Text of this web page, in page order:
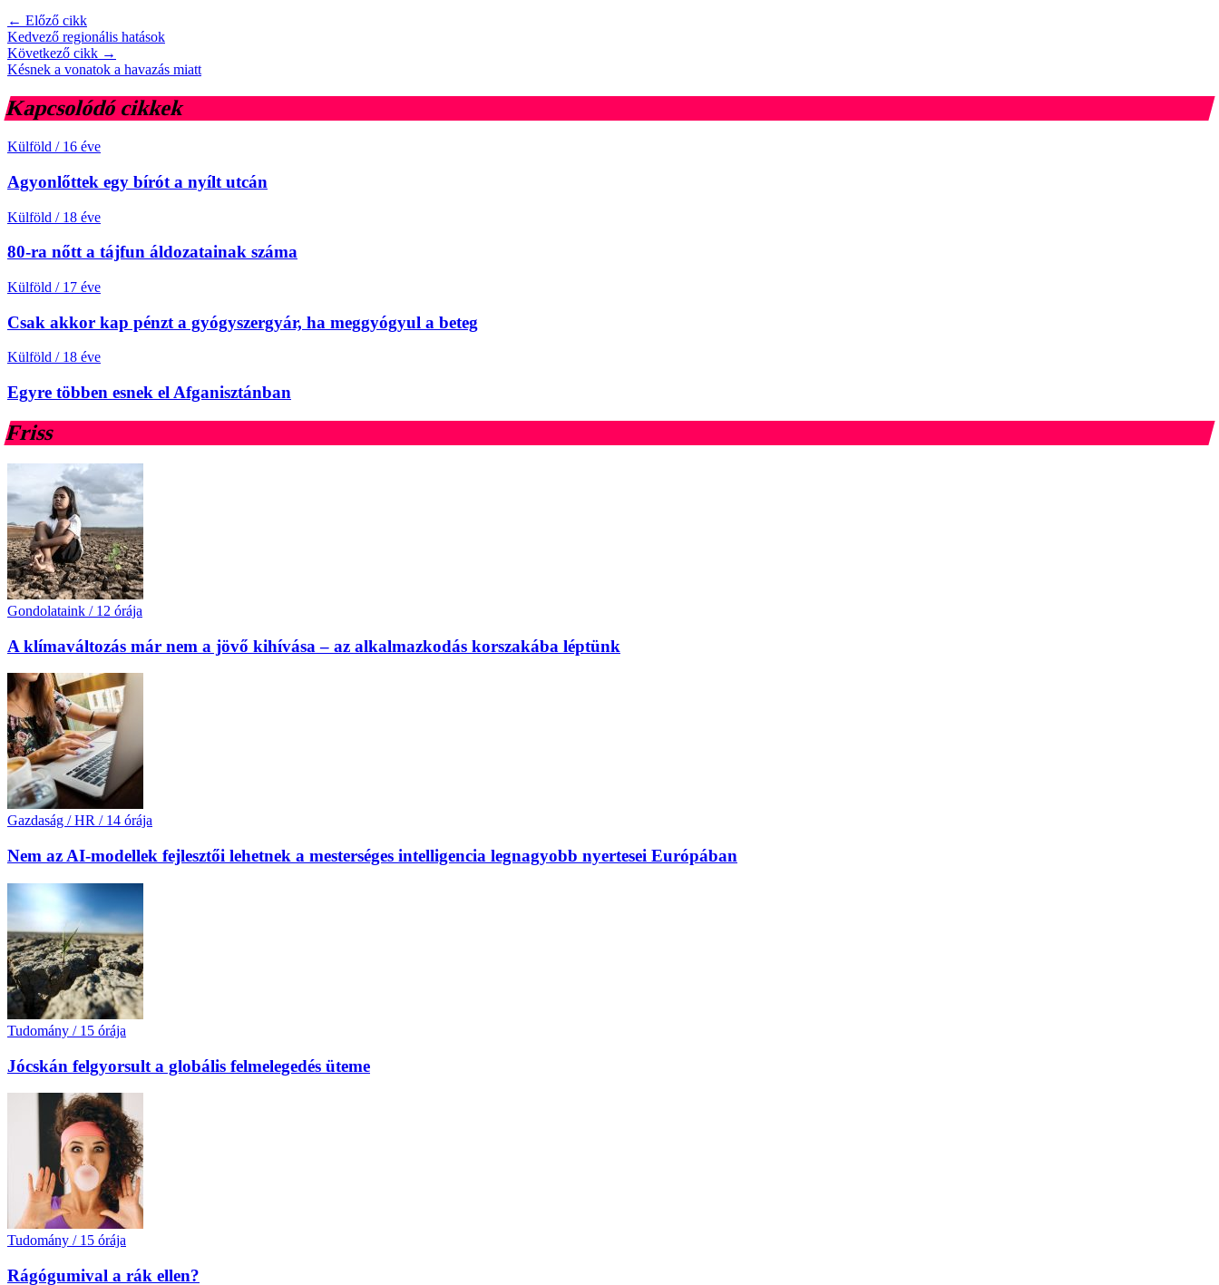
← Előző cikk
Kedvező regionális hatások
Következő cikk →
Késnek a vonatok a havazás miatt
Kapcsolódó cikkek
Külföld / 16 éve
Agyonlőttek egy bírót a nyílt utcán
Külföld / 18 éve
80-ra nőtt a tájfun áldozatainak száma
Külföld / 17 éve
Csak akkor kap pénzt a gyógyszergyár, ha meggyógyul a beteg
Külföld / 18 éve
Egyre többen esnek el Afganisztánban
Friss
Gondolataink / 12 órája
A klímaváltozás már nem a jövő kihívása – az alkalmazkodás korszakába léptünk
Gazdaság / HR / 14 órája
Nem az AI-modellek fejlesztői lehetnek a mesterséges intelligencia legnagyobb nyertesei Európában
Tudomány / 15 órája
Jócskán felgyorsult a globális felmelegedés üteme
Tudomány / 15 órája
Rágógumival a rák ellen?